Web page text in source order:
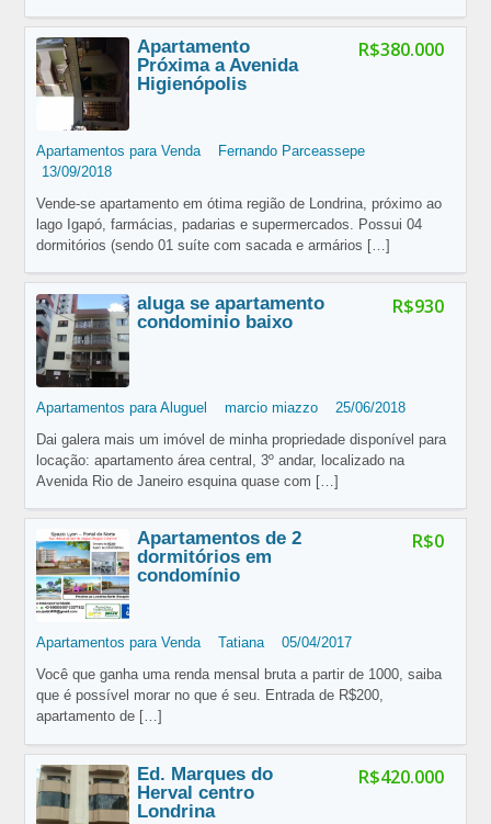
R$380.000
Apartamento
Próxima a Avenida
Higienópolis
Apartamentos para Venda
Fernando Parceassepe
13/09/2018
Vende-se apartamento em ótima região de Londrina, próximo ao
lago Igapó, farmácias, padarias e supermercados. Possui 04
dormitórios (sendo 01 suíte com sacada e armários […]
R$930
aluga se apartamento
condominio baixo
Apartamentos para Aluguel marcio miazzo
25/06/2018
Dai galera mais um imóvel de minha propriedade disponível para
locação: apartamento área central, 3º andar, localizado na
Avenida Rio de Janeiro esquina quase com […]
R$0
Apartamentos de 2
dormitórios em
condomínio
Apartamentos para Venda Tatiana
05/04/2017
Você que ganha uma renda mensal bruta a partir de 1000, saiba
que é possível morar no que é seu. Entrada de R$200,
apartamento de […]
R$420.000
Ed. Marques do
Herval centro
Londrina